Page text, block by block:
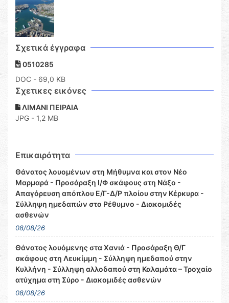
Σχετικά έγγραφα
0510285
DOC - 69,0 KB
Σχετικες εικόνες
ΛΙΜΑΝΙ ΠΕΙΡΑΙΑ
JPG - 1,2 MB
Επικαιρότητα
Θάνατος λουομένων στη Μήθυμνα και στον Νέο
Μαρμαρά - Προσάραξη Ι/Φ σκάφους στη Νάξο -
Απαγόρευση απόπλου Ε/Γ-Δ/Ρ πλοίου στην Κέρκυρα -
Σύλληψη ημεδαπών στο Ρέθυμνο - Διακομιδές
ασθενών
08/08/26
Θάνατος λουόμενης στα Χανιά - Προσάραξη Θ/Γ
σκάφους στη Λευκίμμη - Σύλληψη ημεδαπού στην
Κυλλήνη - Σύλληψη αλλοδαπού στη Καλαμάτα – Τροχαίο
ατύχημα στη Σύρο - Διακομιδές ασθενών
08/08/26